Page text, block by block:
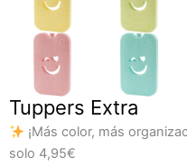
Tuppers Extra
¡Más color, más
solo 4,95€